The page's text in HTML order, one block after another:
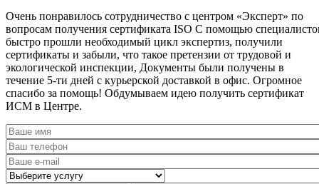
Очень понравилось сотрудничество с центром «Эксперт» по
вопросам получения сертификата ISO С помощью
быстро прошли необходимый цикл экспертиз, получили
сертификаты и забыли, что такое претензии от трудовой и
экологической инспекции, Документы были получены в
течение 5-ти дней с курьерской доставкой в офис. Огромное
спасибо за помощь! Обдумываем идею получить сертификат
ИСМ в Центре.